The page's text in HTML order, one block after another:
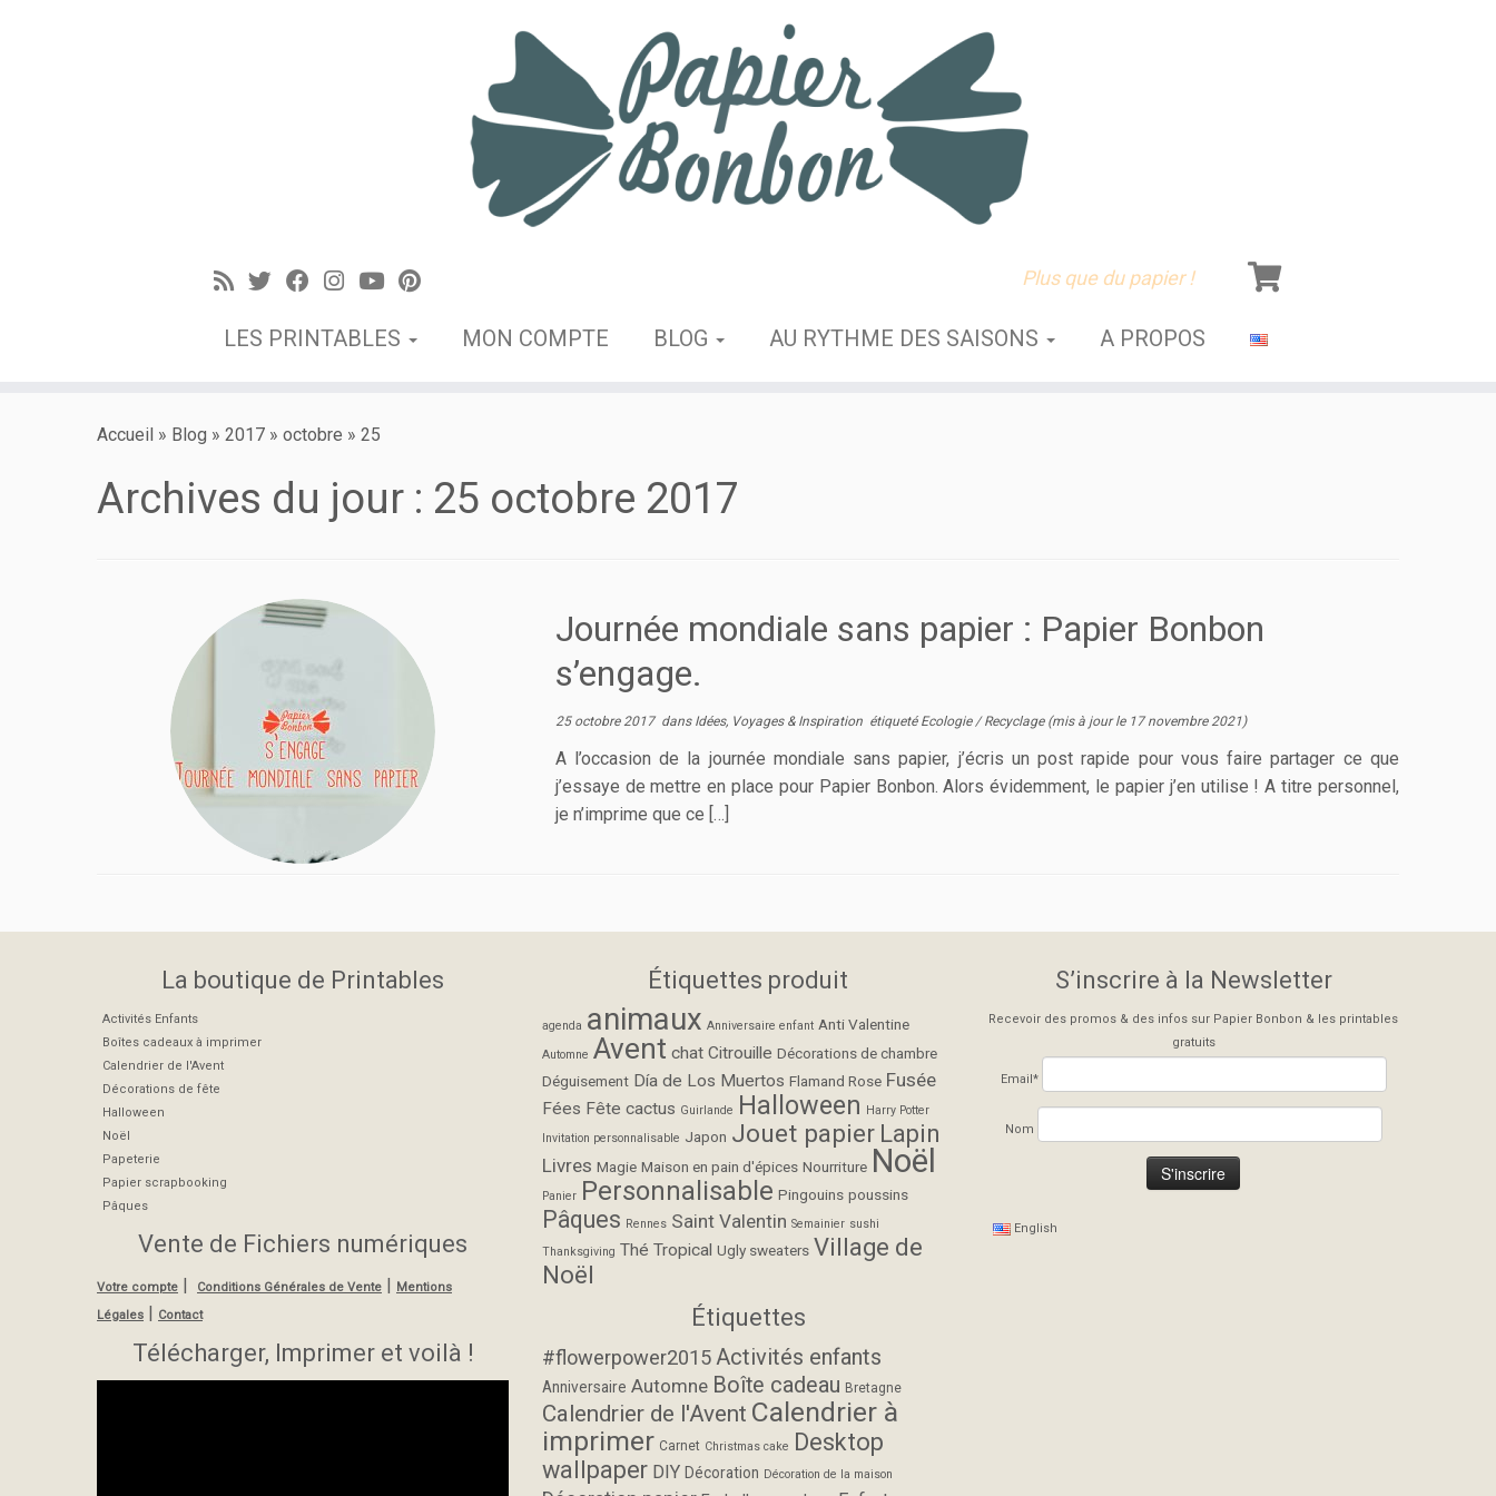
Plus que du papier !
LES PRINTABLES MON COMPTE BLOG AU RYTHME DES SAISONS A PROPOS
Accueil » Blog » 2017 » octobre » 25
Archives du jour : 25 octobre 2017
Journée mondiale sans papier : Papier Bonbon
s’engage.
25 octobre 2017dans Idées, Voyages & Inspiration étiqueté Ecologie/Recyclage (mis à jour le 17 novembre 2021)
A l’occasion de la journée mondiale sans papier, j’écris un post rapide pour vous faire partager ce que
j’essaye de mettre en place pour Papier Bonbon. Alors évidemment, le papier j’en utilise ! A titre personnel,
je n’imprime que ce […]
La boutique de Printables
Activités Enfants
Boîtes cadeaux à imprimer
Calendrier de l'Avent
Décorations de fête
Halloween
Noël
Papeterie
Papier scrapbooking
Pâques
Vente de Fichiers numériques
Votre compte | Conditions Générales de Vente | Mentions
Légales | Contact
Télécharger, Imprimer et voilà !
Étiquettes produit
agenda animaux Anniversaire enfant Anti Valentine
Automne Avent chat Citrouille Décorations de chambre
Déguisement Día de Los Muertos Flamand Rose Fusée
Fées Fête cactus Guirlande Halloween Harry Potter
Invitation personnalisable Japon Jouet papier Lapin
Livres Magie Maison en pain d'épices Nourriture Noël
Panier Personnalisable Pingouins poussins
Pâques Rennes Saint Valentin Semainier sushi
Thanksgiving Thé Tropical Ugly sweaters Village de
Noël
Étiquettes
#flowerpower2015Activités enfants
Anniversaire Automne Boîte cadeau Bretagne
Calendrier de l'Avent Calendrier à
imprimer Carnet Christmas cake Desktop
wallpaper DIY Décoration Décoration de la maison
S’inscrire à la Newsletter
Recevoir des promos & des infos sur Papier Bonbon & les printables
gratuits
Email*
Nom
English